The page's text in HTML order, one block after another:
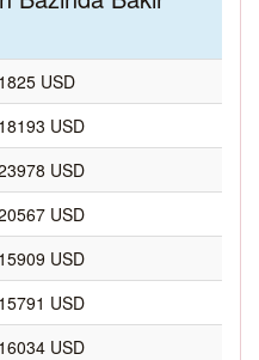
USD
USD
USD
USD
USD
USD
USD